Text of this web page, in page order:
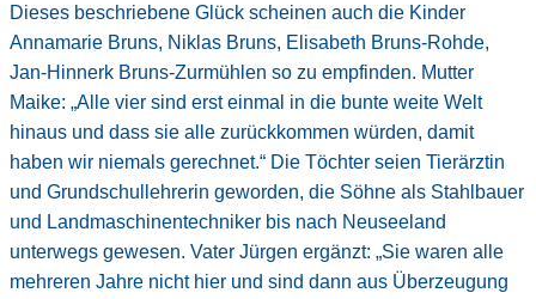
Dieses beschriebene Glück scheinen auch die Kinder
Annamarie Bruns, Niklas Bruns, Elisabeth Bruns-Rohde,
Jan-Hinnerk Bruns-Zurmühlen so zu empfinden. Mutter
Maike: „Alle vier sind erst einmal in die bunte weite Welt
hinaus und dass sie alle zurückkommen würden, damit
haben wir niemals gerechnet.“ Die Töchter seien Tierärztin
und Grundschullehrerin geworden, die Söhne als Stahlbauer
und Landmaschinentechniker bis nach Neuseeland
unterwegs gewesen. Vater Jürgen ergänzt: „Sie waren alle
mehreren Jahre nicht hier und sind dann aus Überzeugung